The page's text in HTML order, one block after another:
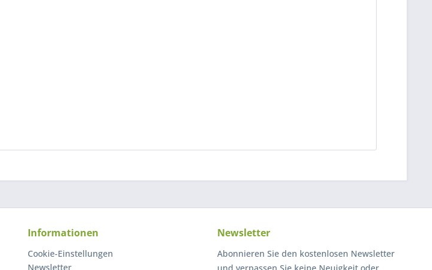
Informationen
Cookie-Einstellungen
Newsletter
Newsletter
Abonnieren Sie den kostenlosen Newsletter